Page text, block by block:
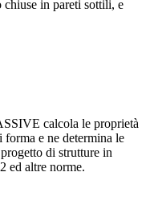
chiuse in pareti sottili, e
calcola le proprietà
forma e ne determina le
di strutture in
ed altre norme.